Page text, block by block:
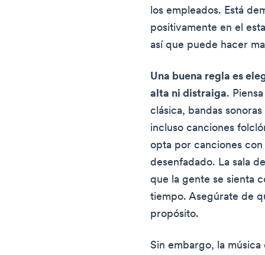
los empleados. Está
positivamente en el
así que puede hacer
Una buena regla es
alta ni distraiga.
clásica, bandas
incluso canciones
opta por canciones
desenfadado. La sala
que la gente se sienta
tiempo. Asegúrate de
propósito.
Sin embargo, la